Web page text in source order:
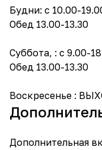
Будни: с 10.00-
Обед 13.00-13.30
Суббота, : с 9.00-
Обед 13.00-13.30
Воскресенье :
Дополнительная